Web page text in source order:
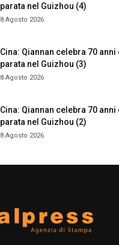
parata nel Guizhou (4)
8 Agosto 2026
Cina: Qiannan celebra 70 anni
parata nel Guizhou (3)
8 Agosto 2026
Cina: Qiannan celebra 70 anni
parata nel Guizhou (2)
8 Agosto 2026